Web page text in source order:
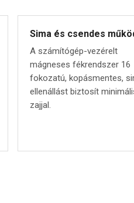
Sima és csendes
A számítógép-vezérelt
mágneses fékrendszer 16
fokozatú, kopásmentes,
ellenállást biztosít
zajjal.